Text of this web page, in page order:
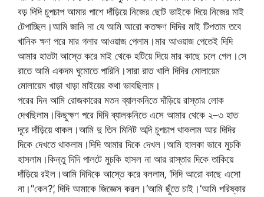
বড় দিদি চুপচাপ আমার পাশে দাঁড়িয়ে নিজের ছোট ভাইকে দিয়ে নিজের মাই
টেপাচ্ছিল।আমি জানি না যে আমি আরো কতক্ষণ দিদির মাই টিপতাম তবে
খানিক ক্ষণ পরে মার গলার আওয়াজ পেলাম।মার আওয়াজ পেতেই দিদি
আমার হাতটা আস্তে করে মাই থেকে হটিয়ে দিয়ে মার কাছে চলে গেল।সে
রাতে আমি একদম ঘুমোতে পারিনি।সারা রাত খালি দিদির মোলায়েম
মোলায়েম খাড়া খাড়া মাইয়ের কথা ভাবছিলাম।
পরের দিন আমি রোজকারের মতন ব্যালকনিতে দাঁড়িয়ে রাস্তার লোক
দেখছিলাম।কিছুক্ষণ পরে দিদি ব্যালকনিতে এসে আমার থেকে ২–৩ হাত
দূরে দাঁড়িয়ে থাকল।আমি দু তিন মিনিট অব্দি চুপচাপ থাকলাম আর দিদির
দিকে দেখতে থাকলাম।দিদি আমার দিকে দেখল।আমি হালকা ভাবে মুচকি
হাসলাম।কিন্তু দিদি পালটে মুচকি হাসল না আর রাস্তার দিকে তাকিয়ে
দাঁড়িয়ে রইল।আমি দিদিকে আস্তে করে বললাম‚ ‘দিদি আরো কাছে এসো
না।’‘কেন?’‚ দিদি আমাকে জিজ্ঞেস করল।‘আমি ছুঁতে চাই।’আমি পরিষ্কার